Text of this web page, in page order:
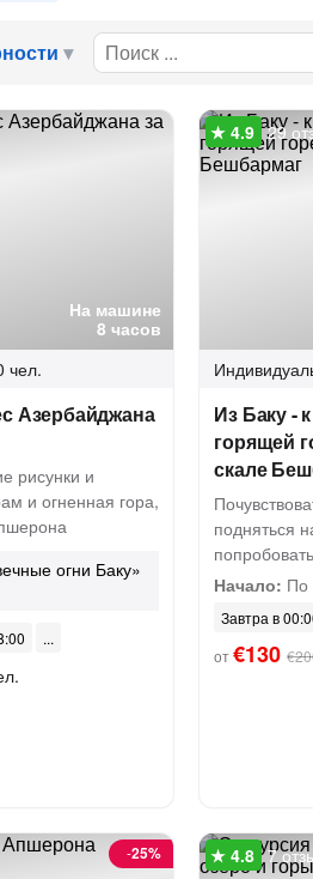
На машине
8 часов
чел.
Азербайджана
рисунки и
и огненная гора,
огни Баку»
29
Из Баку -
горящей
скале
подняться
Начало: По
Завтра в
от€130
-25% 7